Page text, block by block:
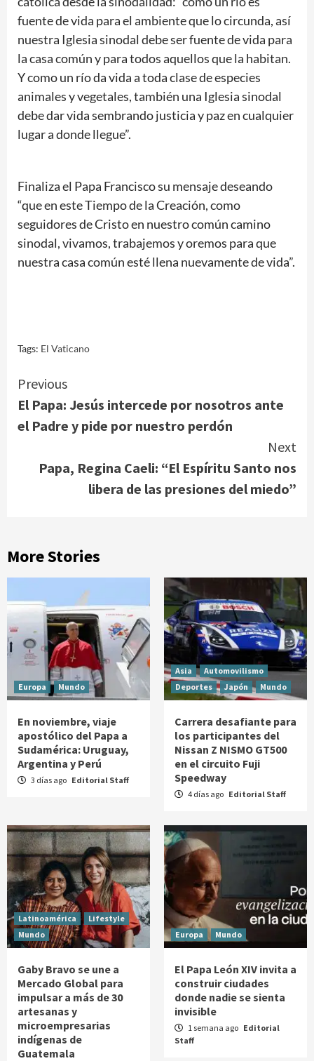
fuente de vida para el ambiente que lo circunda, así
nuestra Iglesia sinodal debe ser fuente de vida para
la casa común y para todos aquellos que la habitan.
Y como un río da vida a toda clase de especies
animales y vegetales, también una Iglesia sinodal
debe dar vida sembrando justicia y paz en cualquier
lugar a donde llegue”.
Finaliza el Papa Francisco su mensaje deseando
“que en este Tiempo de la Creación, como
seguidores de Cristo en nuestro común camino
sinodal, vivamos, trabajemos y oremos para que
nuestra casa común esté llena nuevamente de vida”.
Tags: El Vaticano
Continue
Reading
Previous
El Papa: Jesús intercede por nosotros ante
el Padre y pide por nuestro perdón
Next
Papa, Regina Caeli: “El Espíritu Santo nos
libera de las presiones del miedo”
More Stories
Europa Mundo
En noviembre, viaje
apostólico del Papa a
Sudamérica: Uruguay,
Argentina y Perú
3 días ago Editorial Staff
Asia
Automovilismo
Deportes
Japón Mundo
Carrera desafiante para
los participantes del
Nissan Z NISMO GT500
en el circuito Fuji
Speedway
4 días ago Editorial Staff
Latinoamérica
Lifestyle
Mundo
Gaby Bravo se une a
Mercado Global para
impulsar a más de 30
artesanas y
microempresarias
indígenas de
Guatemala
Europa Mundo
El Papa León XIV invita a
construir ciudades
donde nadie se sienta
invisible
1 semana ago Editorial
Staff